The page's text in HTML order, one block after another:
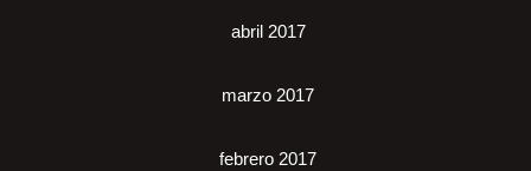
abril 2017
marzo 2017
febrero 2017